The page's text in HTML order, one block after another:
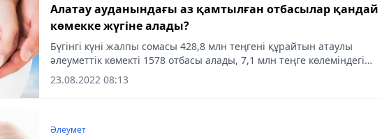
Алатау ауданындағы аз қамтылған отбасылар қандай
көмекке жүгіне алады?
Бүгінгі күні жалпы сомасы 428,8 млн теңгені құрайтын атаулы
әлеуметтік көмекті 1578 отбасы алады, 7,1 млн теңге көлеміндегі
тұрғын үй көмегін 279 отбасы алды. Бұл туралы Өңірлік
коммуникациялар...
23.08.2022 08:13
Әлеумет